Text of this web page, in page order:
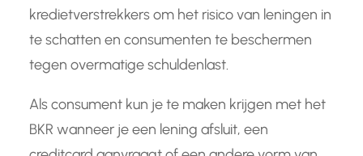
kredietverstrekkers om het risico van leningen in
te schatten en consumenten te beschermen
tegen overmatige schuldenlast.
Als consument kun je te maken krijgen met het
BKR wanneer je een lening afsluit, een